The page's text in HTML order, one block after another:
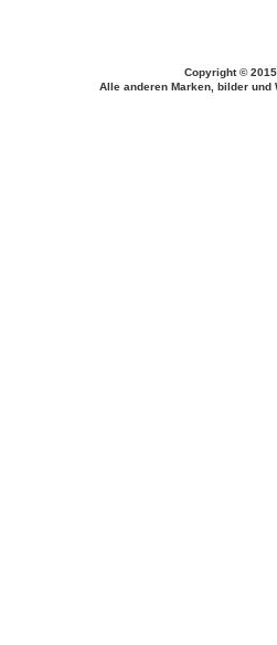
Copyright ©
Alle anderen Marken, bilder und